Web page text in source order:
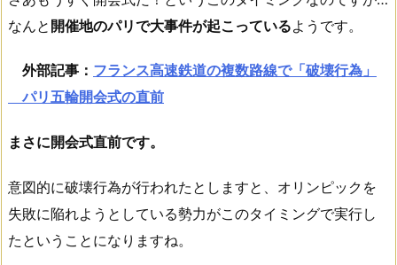
なんと 開催地のパリで大事件が起こっているようです。
外部記事： フランス高速鉄道の複数路線で「破壊行為」
パリ五輪開会式の直前
まさに開会式直前です。
意図的に破壊行為が行われたとしますと、オリンピックを
失敗に陥れようとしている勢力がこのタイミングで実行し
たということになりますね。